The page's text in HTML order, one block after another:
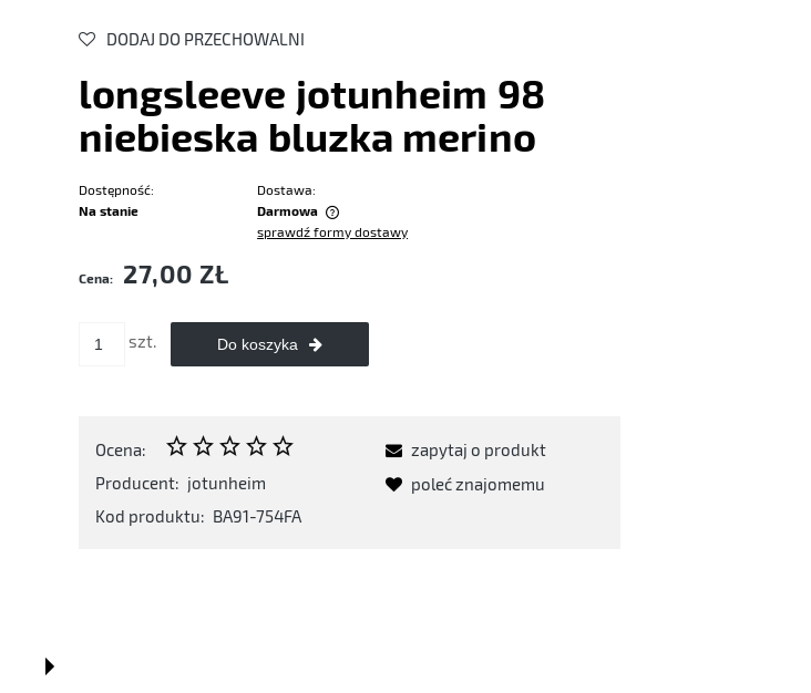
DODAJ DO PRZECHOWALNI
longsleeve jotunheim 98
niebieska bluzka merino
Dostępność:
Na stanie
Dostawa:
Darmowa
płatności
sprawdź formy dostawy
Cena: 27,00 ZŁ
szt. Do koszyka
Ocena:
Producent: jotunheim
Kod produktu: BA91-754FA
zapytaj o produkt
poleć znajomemu